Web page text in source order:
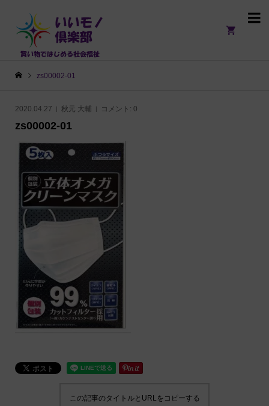

zs00002-01
2020.04.27 秋元 大輔 コメント: 0
zs00002-01
この記事のタイトルとURLをコピーする